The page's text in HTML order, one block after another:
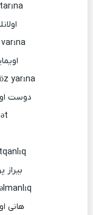
yarına
دوست
بیراز
هانی